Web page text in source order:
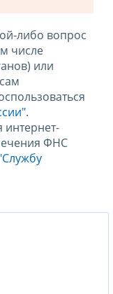
либо вопрос
числе
или
.
ФНС